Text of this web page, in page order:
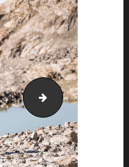
PIC_2209